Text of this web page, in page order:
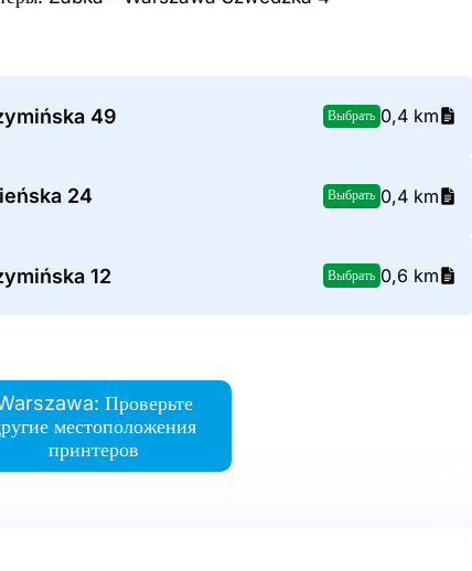
49 Выбрать 0,4 km
24 Выбрать 0,4 km
12 Выбрать 0,6 km
Проверьте
местоположения
принтеров